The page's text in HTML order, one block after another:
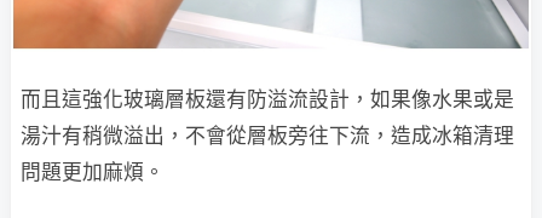
而且這強化玻璃層板還有防溢流設計，如果像水果或是
湯汁有稍微溢出，不會從層板旁往下流，造成冰箱清理
問題更加麻煩。